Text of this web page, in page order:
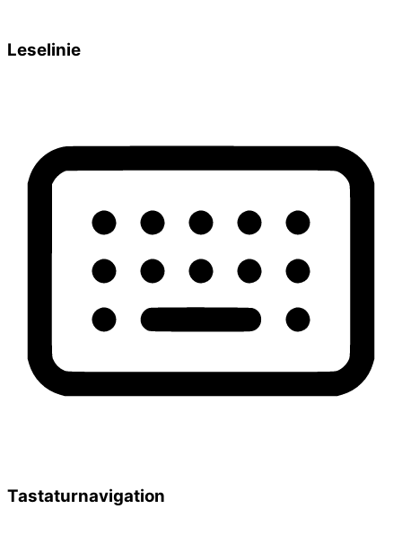
Leselinie
Tastaturnavigation